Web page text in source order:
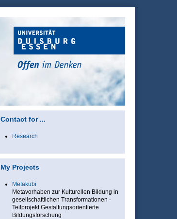
Contact for ...
Research
My Projects
Metakubi
Metavorhaben zur Kulturellen Bildung in
gesellschaftlichen Transformationen -
Teilprojekt Gestaltungsorientierte
Bildungsforschung